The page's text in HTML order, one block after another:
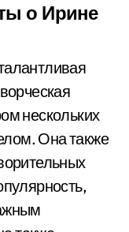
о Ирине
нескольких
Она также